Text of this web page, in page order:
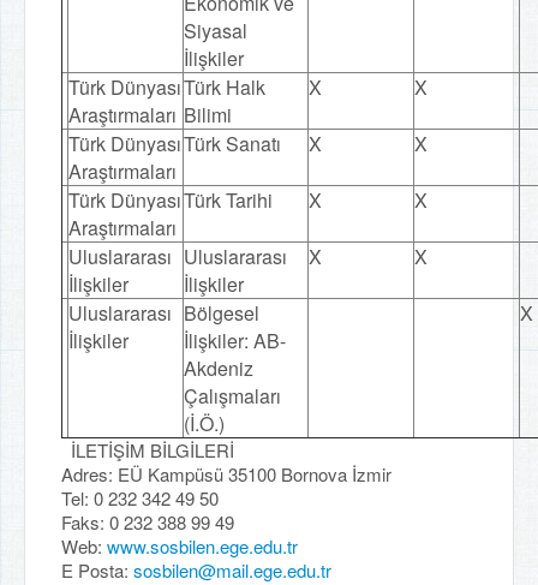
Siyasal
İlişkiler
Türk Dünyası
Araştırmaları
Türk Halk
Bilimi
X X
Türk Dünyası
Araştırmaları
Türk Sanatı X X
Türk Dünyası
Araştırmaları
Türk Tarihi X X
Uluslararası
İlişkiler
Uluslararası
İlişkiler
X X
Uluslararası
İlişkiler
Bölgesel
İlişkiler: AB-
Akdeniz
Çalışmaları
(İ.Ö.)
X
İLETİŞİM BİLGİLERİ
Adres: EÜ Kampüsü 35100 Bornova İzmir
Tel: 0 232 342 49 50
Faks: 0 232 388 99 49
Web: www.sosbilen.ege.edu.tr
E Posta: sosbilen@mail.ege.edu.tr